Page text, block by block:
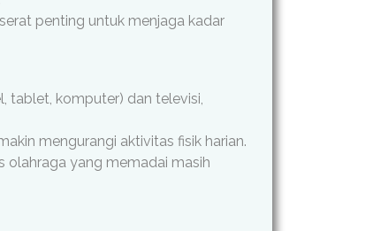
penting untuk menjaga kadar
tablet, komputer) dan televisi,
mengurangi aktivitas fisik harian.
olahraga yang memadai masih